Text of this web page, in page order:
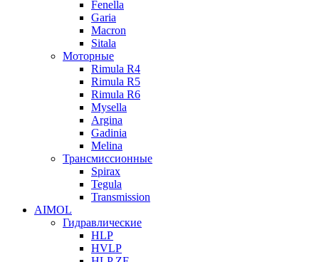
Fenella
Garia
Macron
Sitala
Моторные
Rimula R4
Rimula R5
Rimula R6
Mysella
Argina
Gadinia
Melina
Трансмиссионные
Spirax
Tegula
Transmission
AIMOL
Гидравлические
HLP
HVLP